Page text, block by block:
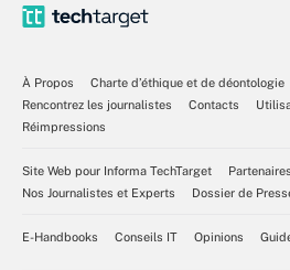
À Propos
Charte d’éthique et de déontologie
Rencontrez les journalistes
Contacts
Réimpressions
Site Web pour Informa TechTarget Partenaires
Nos Journalistes et Experts
Dossier de
E-Handbooks Conseils IT Opinions